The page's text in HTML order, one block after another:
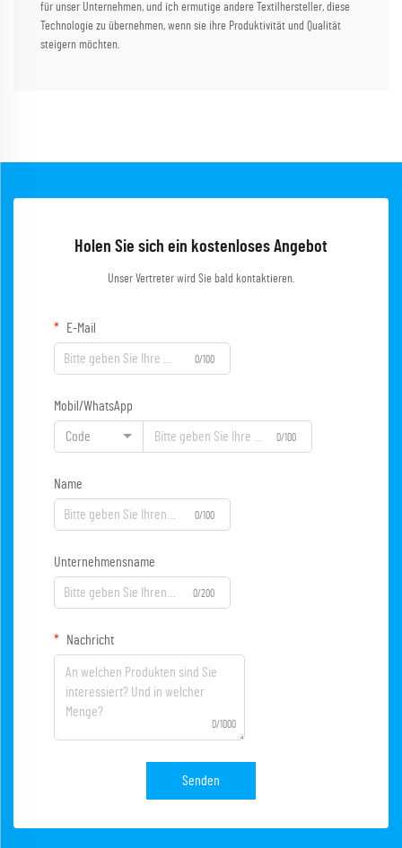
für unser Unternehmen, und ich ermutige andere Textilhersteller, diese
Technologie zu übernehmen, wenn sie ihre Produktivität und Qualität
steigern möchten.
Holen Sie sich ein kostenloses Angebot
Unser Vertreter wird Sie bald kontaktieren.
E-Mail
0/100
Mobil/WhatsApp
Code 0/100
Name
0/100
Unternehmensname
0/200
Nachricht
0/1000
Senden